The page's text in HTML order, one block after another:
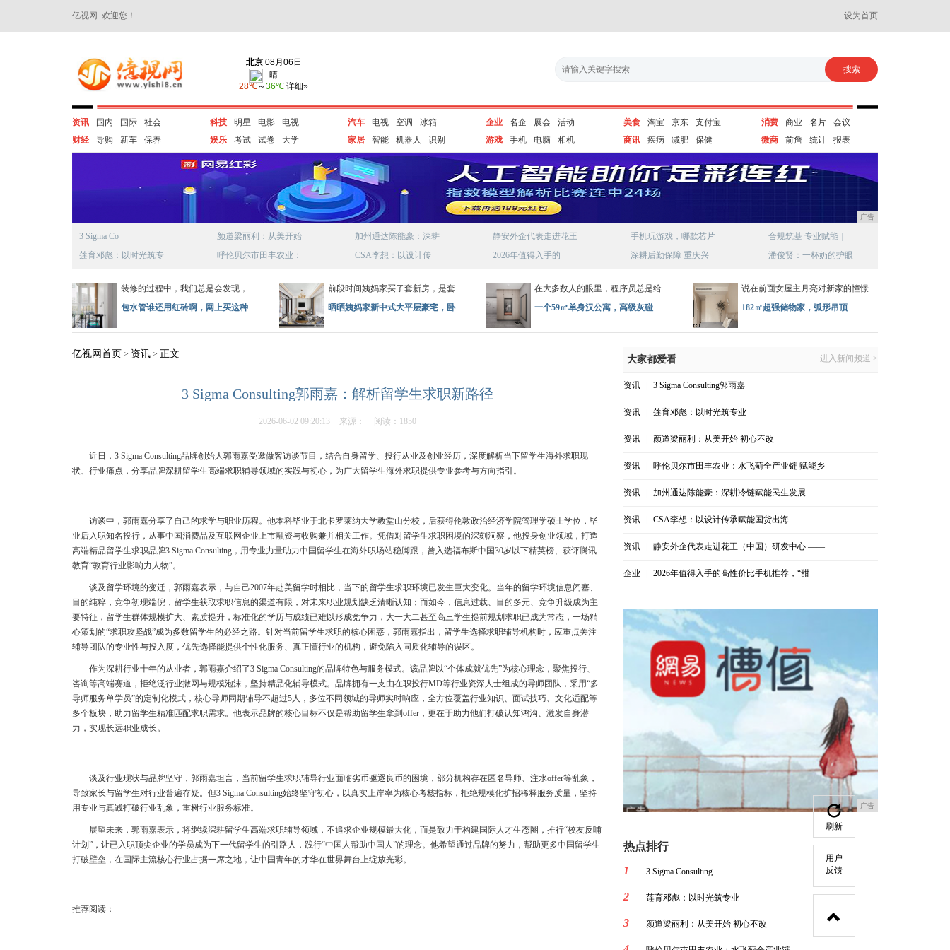
亿视网 欢迎您！ 设为首页
资讯 国内 国际
社会
财经
导购 新车 保养
科技 明星 电影
电视
娱乐
考试 试卷 大学
汽车 电视 空调
冰箱
家居
智能 机器人 识别
企业 名企 展会
活动
游戏
手机 电脑 相机
美食 淘宝 京东
支付宝
商讯
疾病 减肥 保健
消费 商业 名片
会议
微商
前詹 统计 报表
广告
3 Sigma Co
莲育邓彪：以时光筑专
颜道梁丽利：从美开始
呼伦贝尔市田丰农业：
加州通达陈能豪：深耕
CSA李想：以设计传
静安外企代表走进花王
2026年值得入手的
手机玩游戏，哪款芯片
深耕后勤保障 重庆兴
合规筑基 专业赋能｜
潘俊贤：一杯奶的护眼
装修的过程中，我们总是会发现，
包水管谁还用红砖啊，网上买这种
前段时间姨妈家买了套新房，是套
晒晒姨妈家新中式大平层豪宅，卧
在大多数人的眼里，程序员总是给
一个59㎡单身汉公寓，高级灰碰
说在前面女屋主月亮对新家的憧憬
182㎡超强储物家，弧形吊顶+
亿视网首页 > 资讯 > 正文
3 Sigma Consulting郭雨嘉：解析留学生求职新路径
2026-06-02 09:20:13 来源： 阅读：1850
近日，3 Sigma Consulting品牌创始人郭雨嘉受邀做客访谈节目，结合自身留学、投行从业及创业经历，深度解析当下留学生海外求职现
状、行业痛点，分享品牌深耕留学生高端求职辅导领域的实践与初心，为广大留学生海外求职提供专业参考与方向指引。
访谈中，郭雨嘉分享了自己的求学与职业历程。他本科毕业于北卡罗莱纳大学教堂山分校，后获得伦敦政治经济学院管理学硕士学位，毕
业后入职知名投行，从事中国消费品及互联网企业上市融资与收购兼并相关工作。凭借对留学生求职困境的深刻洞察，他投身创业领域，打造
高端精品留学生求职品牌3 Sigma Consulting，用专业力量助力中国留学生在海外职场站稳脚跟，曾入选福布斯中国30岁以下精英榜、获评腾讯
教育“教育行业影响力人物”。
谈及留学环境的变迁，郭雨嘉表示，与自己2007年赴美留学时相比，当下的留学生求职环境已发生巨大变化。当年的留学环境信息闭塞、
目的纯粹，竞争初现端倪，留学生获取求职信息的渠道有限，对未来职业规划缺乏清晰认知；而如今，信息过载、目的多元、竞争升级成为主
要特征，留学生群体规模扩大、素质提升，标准化的学历与成绩已难以形成竞争力，大一大二甚至高三学生提前规划求职已成为常态，一场精
心策划的“求职攻坚战”成为多数留学生的必经之路。针对当前留学生求职的核心困惑，郭雨嘉指出，留学生选择求职辅导机构时，应重点关注
辅导团队的专业性与投入度，优先选择能提供个性化服务、真正懂行业的机构，避免陷入同质化辅导的误区。
作为深耕行业十年的从业者，郭雨嘉介绍了3 Sigma Consulting的品牌特色与服务模式。该品牌以“个体成就优先”为核心理念，聚焦投行、
咨询等高端赛道，拒绝泛行业撒网与规模泡沫，坚持精品化辅导模式。品牌拥有一支由在职投行MD等行业资深人士组成的导师团队，采用“多
导师服务单学员”的定制化模式，核心导师同期辅导不超过5人，多位不同领域的导师实时响应，全方位覆盖行业知识、面试技巧、文化适配等
多个板块，助力留学生精准匹配求职需求。他表示品牌的核心目标不仅是帮助留学生拿到offer，更在于助力他们打破认知鸿沟、激发自身潜
力，实现长远职业成长。
谈及行业现状与品牌坚守，郭雨嘉坦言，当前留学生求职辅导行业面临劣币驱逐良币的困境，部分机构存在匿名导师、注水offer等乱象，
导致家长与留学生对行业普遍存疑。但3 Sigma Consulting始终坚守初心，以真实上岸率为核心考核指标，拒绝规模化扩招稀释服务质量，坚持
用专业与真诚打破行业乱象，重树行业服务标准。
展望未来，郭雨嘉表示，将继续深耕留学生高端求职辅导领域，不追求企业规模最大化，而是致力于构建国际人才生态圈，推行“校友反哺
计划”，让已入职顶尖企业的学员成为下一代留学生的引路人，践行“中国人帮助中国人”的理念。他希望通过品牌的努力，帮助更多中国留学生
打破壁垒，在国际主流核心行业占据一席之地，让中国青年的才华在世界舞台上绽放光彩。
推荐阅读：
大家都爱看 进入新闻频道 >
资讯 3 Sigma Consulting郭雨嘉
资讯 莲育邓彪：以时光筑专业
资讯 颜道梁丽利：从美开始 初心不改
资讯 呼伦贝尔市田丰农业：水飞蓟全产业链 赋能乡
资讯 加州通达陈能豪：深耕冷链赋能民生发展
资讯 CSA李想：以设计传承赋能国货出海
资讯 静安外企代表走进花王（中国）研发中心 ——
企业 2026年值得入手的高性价比手机推荐，“甜
广告
热点排行
1
3 Sigma Consulting
2 莲育邓彪：以时光筑专业
3 颜道梁丽利：从美开始 初心不改
刷新
用户
反馈